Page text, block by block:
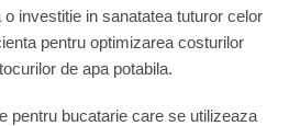
investitie in sanatatea tuturor celor
pentru optimizarea costurilor
de apa potabila.
pentru bucatarie care se utilizeaza